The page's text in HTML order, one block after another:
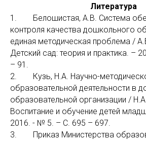
Литература
1. Белошистая, А.В. Система
контроля качества дошкольного
единая методическая проблема /
Детский сад: теория и практика. –
– 91.
2. Кузь, Н.А. Научно-
образовательной деятельности в
образовательной организации /
Воспитание и обучение детей
2016. - № 5. – С. 695 – 697.
3. Приказ Министерства